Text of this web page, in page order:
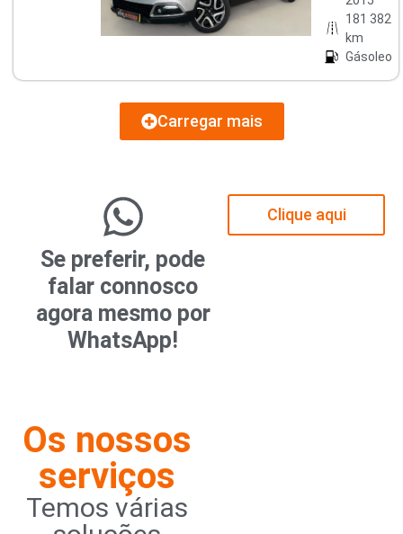
181 382
km
Gásoleo
Carregar mais
Se preferir, pode
falar connosco
agora mesmo por
WhatsApp!
Clique aqui
Os nossos
serviços
Temos várias